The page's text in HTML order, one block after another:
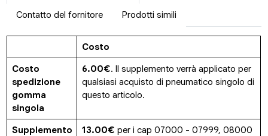
Contatto del fornitore Prodotti simili
Costo
Costo
spedizione
gomma
singola
6.00€. Il supplemento verrà applicato per
qualsiasi acquisto di pneumatico singolo di
questo articolo.
Supplemento
13.00€ per i cap 07000 - 07999, 08000